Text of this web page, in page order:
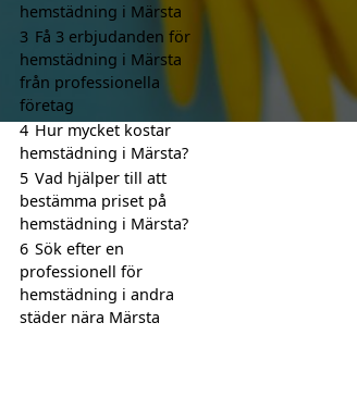
hemstädning i Märsta
3 Få 3 erbjudanden för
hemstädning i Märsta
från professionella
företag
4 Hur mycket kostar
hemstädning i Märsta?
5 Vad hjälper till att
bestämma priset på
hemstädning i Märsta?
6 Sök efter en
professionell för
hemstädning i andra
städer nära Märsta